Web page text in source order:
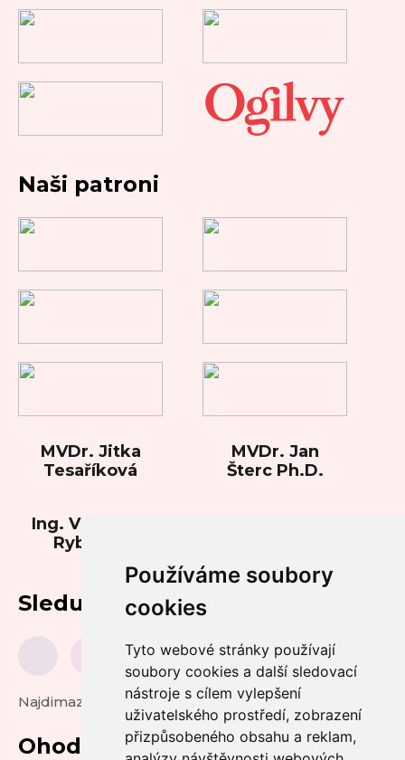
Používáme soubory
cookies
Tyto webové stránky používají
soubory cookies a další sledovací
nástroje s cílem vylepšení
uživatelského prostředí, zobrazení
přizpůsobeného obsahu a reklam,
Naši patroni
MVDr. Jitka
Tesaříková
MVDr. Jan
Šterc Ph.D.
Ing. Vladimíra
Rybková
Sledujte nás
Najdimazlicka.cz
Ohodnoťte nás